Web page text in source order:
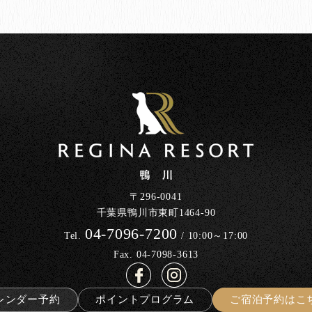
〒296-0041
千葉県鴨川市東町1464-90
Tel.04-7096-7200/ 10:00～17:00
Fax. 04-7098-3613
ンダー予約 ポイントプログラム ご宿泊予約はこ